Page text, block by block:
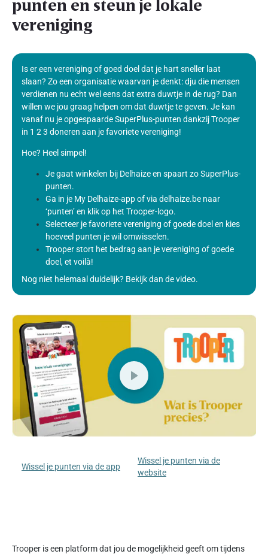
punten en steun je lokale
vereniging
Is er een vereniging of goed doel dat je hart sneller laat
slaan? Zo een organisatie waarvan je denkt: dju die mensen
verdienen nu echt wel eens dat extra duwtje in de rug? Dan
willen we jou graag helpen om dat duwtje te geven. Je kan
vanaf nu je opgespaarde SuperPlus-punten dankzij Trooper
in 1 2 3 doneren aan je favoriete vereniging!
Hoe? Heel simpel!
Je gaat winkelen bij Delhaize en spaart zo SuperPlus-
punten.
Ga in je My Delhaize-app of via delhaize.be naar
‘punten’ en klik op het Trooper-logo.
Selecteer je favoriete vereniging of goede doel en kies
hoeveel punten je wil omwisselen.
Trooper stort het bedrag aan je vereniging of goede
doel, et voilà!
Nog niet helemaal duidelijk? Bekijk dan de video.
Wissel je punten via de app
Wissel je punten via de
website
Trooper is een platform dat jou de mogelijkheid geeft om tijdens